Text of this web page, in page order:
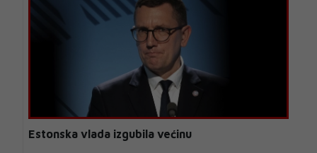
Estonska vlada izgubila većinu